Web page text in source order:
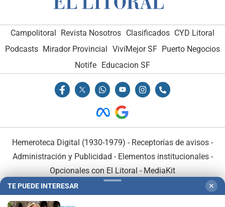
Campolitoral Revista Nosotros Clasificados CYD Litoral
Podcasts Mirador Provincial VivíMejor SF Puerto Negocios
Notife
Educacion SF
Hemeroteca Digital (1930-1979) - Receptorías de avisos -
Administración y Publicidad - Elementos institucionales-
Opcionales con El Litoral - MediaKit
TE PUEDE INTERESAR ✕